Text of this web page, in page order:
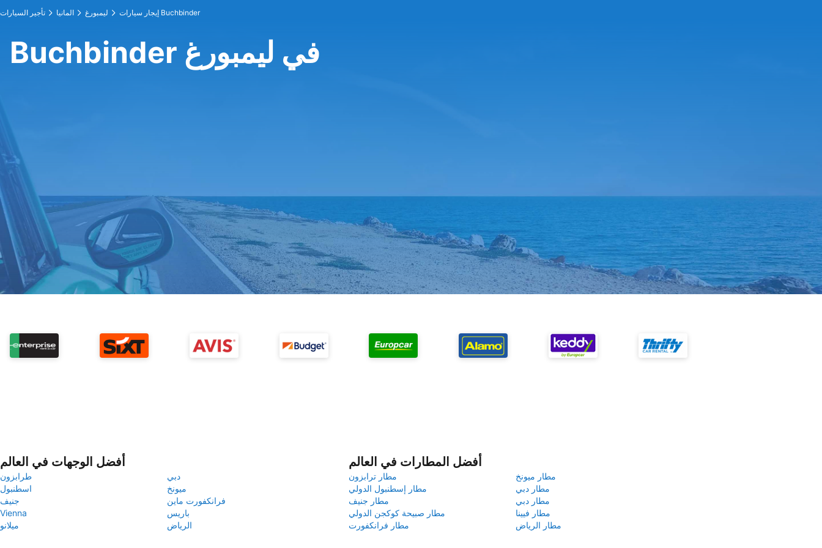
تأجير السيارات المانيا ليمبورغ إيجار سيارات Buchbinder
Buchbinder في ليمبورغ
أفضل الوجهات في العالم
طرابزون
دبي
اسطنبول
ميونخ
جنيف
فرانكفورت ماين
Vienna
باريس
ميلانو
الرياض
أفضل المطارات في العالم
مطار ترابزون
مطار ميونخ
مطار إسطنبول الدولي
مطار دبي
مطار جنيف
مطار دبي
مطار صبيحة كوكجن الدولي
مطار فيينا
مطار فرانكفورت
مطار الرياض